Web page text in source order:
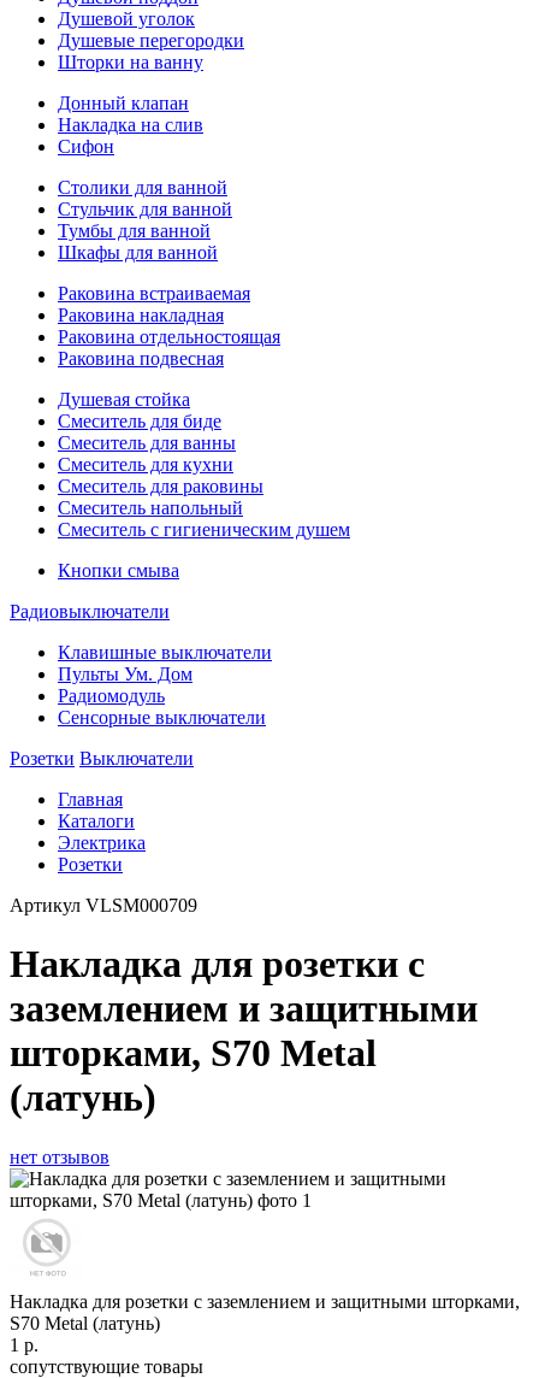
Душевой уголок
Душевые перегородки
Шторки на ванну
Донный клапан
Накладка на слив
Сифон
Столики для ванной
Стульчик для ванной
Тумбы для ванной
Шкафы для ванной
Раковина встраиваемая
Раковина накладная
Раковина отдельностоящая
Раковина подвесная
Душевая стойка
Смеситель для биде
Смеситель для ванны
Смеситель для кухни
Смеситель для раковины
Смеситель напольный
Смеситель с гигиеническим душем
Кнопки смыва
Радиовыключатели
Клавишные выключатели
Пульты Ум. Дом
Радиомодуль
Сенсорные выключатели
Розетки Выключатели
Главная
Каталоги
Электрика
Розетки
Артикул VLSM000709
Накладка для розетки с
заземлением и защитными
шторками, S70 Metal
(латунь)
нет отзывов
Накладка для розетки с заземлением и защитными шторками,
S70 Metal (латунь)
1 р.
сопутствующие товары